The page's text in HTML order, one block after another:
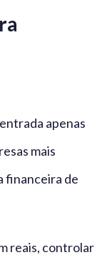
apenas
mais
financeira de
reais, controlar